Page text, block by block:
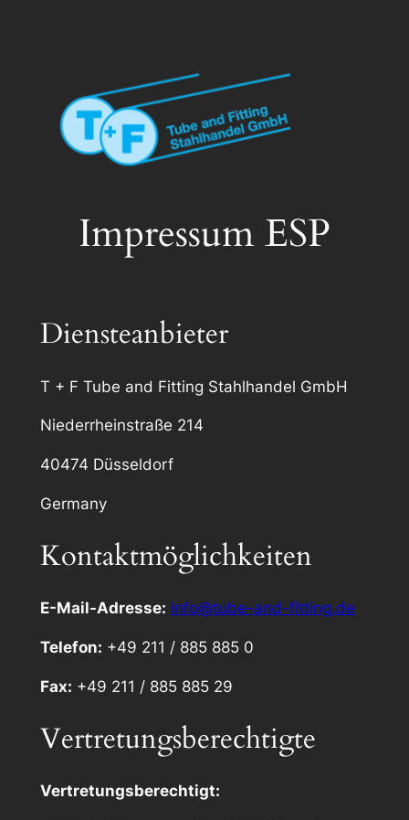
Impressum ESP
Diensteanbieter
T + F Tube and Fitting Stahlhandel GmbH
Niederrheinstraße 214
40474 Düsseldorf
Germany
Kontaktmöglichkeiten
E-Mail-Adresse: info@tube-and-fitting.de
Telefon: +49 211 / 885 885 0
Fax: +49 211 / 885 885 29
Vertretungsberechtigte
Vertretungsberechtigt: